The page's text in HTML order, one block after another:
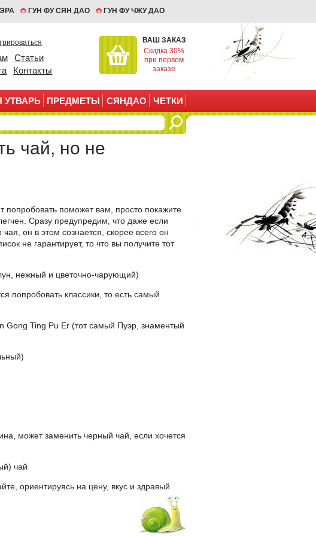
ГУН ФУ СЯН ДАО ГУН ФУ ЧЖУ ДАО
Статьи
Контакты
ВАШ ЗАКАЗ
Скидка 30%
при первом
заказе
УТВАРЬ ПРЕДМЕТЫ СЯНДАО ЧЕТКИ
чай, но не
попробовать поможет вам, просто покажите
Сразу предупредим, что даже если
он в этом сознается, скорее всего он
не гарантирует, то что вы получите тот
нежный и цветочно-чарующий)
попробовать классики, то есть самый
Gong Ting Pu Er (тот самый Пуэр, знаментый
может заменить черный чай, если хочется
чай
ориентируясь на цену, вкус и здравый